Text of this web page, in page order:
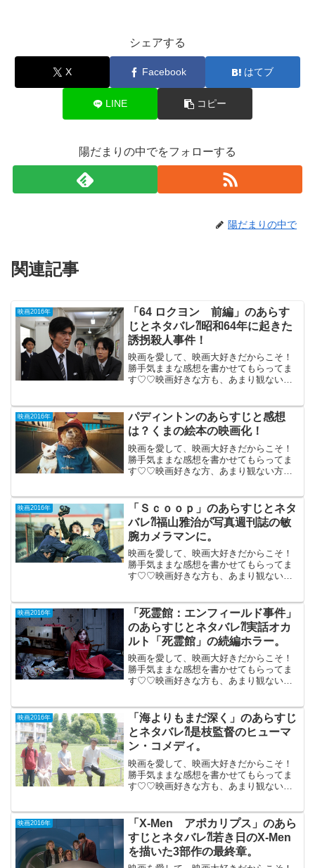
シェアする
X Facebook はてブ
LINE コピー
陽だまりの中でをフォローする
陽だまりの中で
関連記事
映画2016年
「64 ロクヨン 前編」のあらす
じとネタバレ⁈昭和64年に起きた
誘拐殺人事件！
映画を愛して、映画大好きだからこそ！
勝手気ままな感想を書かせてもらってま
す♡♡映画好きな方も、あまり観ない方
わずか7日間しかなかった昭和64年に起
き...
映画2016年
パディントンのあらすじと感想
は？くまの絵本の映画化！
映画を愛して、映画大好きだからこそ！
勝手気ままな感想を書かせてもらってま
す♡♡映画好きな方、あまり観ない方
日公開（95分）イギリスの子供向け絵本
の映画化主...
映画2016年
「Ｓｃｏｏｐ」のあらすじとネタ
バレ⁈福山雅治が写真週刊誌の敏
腕カメラマンに。
映画を愛して、映画大好きだからこそ！
勝手気ままな感想を書かせてもらってま
す♡♡映画好きな方も、あまり観ない方
分）「バクマン。」「モテキ」の大根監
督...
映画2016年
「死霊館：エンフィールド事件」
のあらすじとネタバレ⁈実話オカ
ルト「死霊館」の続編ホラー。
映画を愛して、映画大好きだからこそ！
勝手気ままな感想を書かせてもらってま
す♡♡映画好きな方も、あまり観ない方
年7月9日公開（134分）アメリカでは大変
著...
映画2016年
「海よりもまだ深く」のあらすじ
とネタバレ⁈是枝監督のヒューマ
ン・コメディ。
映画を愛して、映画大好きだからこそ！
勝手気ままな感想を書かせてもらってま
す♡♡映画好きな方も、あまり観ない方
して父になる」 「海街Diary」などの...
映画2016年
「X-Men アポカリプス」のあら
すじとネタバレ⁈若き日のX-Men
を描いた3部作の最終章。